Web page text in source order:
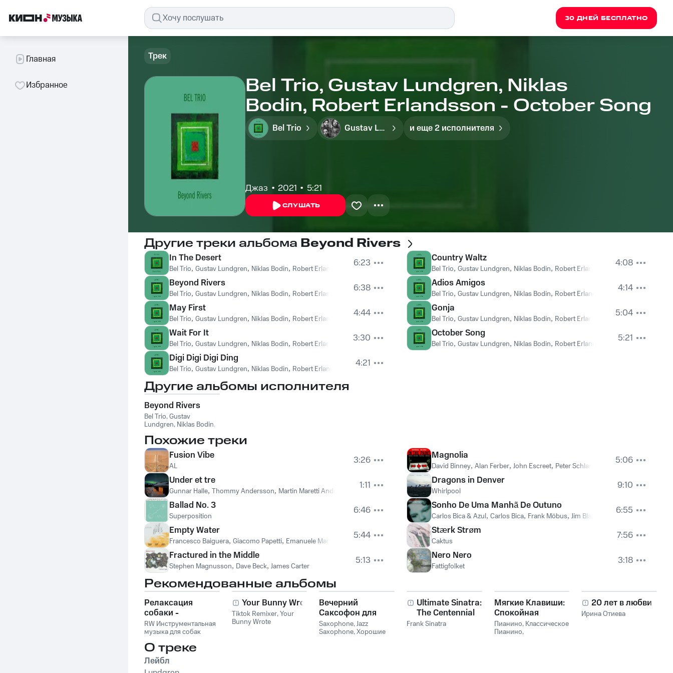
30 ДНЕЙ БЕСПЛАТНО
Главная
Избранное
Трек
Bel Trio, Gustav Lundgren, Niklas
Bodin, Robert Erlandsson - October Song
Bel Trio Gustav Lundgren и еще 2 исполнителя
Джаз 2021 5:21
СЛУШАТЬ
Другие треки альбома Beyond Rivers
In The Desert
Bel Trio, Gustav Lundgren, Niklas Bodin, Robert Erlandsson
6:23
Beyond Rivers
Bel Trio, Gustav Lundgren, Niklas Bodin, Robert Erlandsson
6:38
May First
Bel Trio, Gustav Lundgren, Niklas Bodin, Robert Erlandsson
4:44
Wait For It
Bel Trio, Gustav Lundgren, Niklas Bodin, Robert Erlandsson
3:30
Digi Digi Digi Ding
Bel Trio, Gustav Lundgren, Niklas Bodin, Robert Erlandsson 4:21
Country Waltz
Bel Trio, Gustav Lundgren, Niklas Bodin, Robert Erlandsson
4:08
Adios Amigos
Bel Trio, Gustav Lundgren, Niklas Bodin, Robert Erlandsson
4:14
Gonja
Bel Trio, Gustav Lundgren, Niklas Bodin, Robert Erlandsson
5:04
October Song
Bel Trio, Gustav Lundgren, Niklas Bodin, Robert Erlandsson 5:21
Другие альбомы исполнителя
Beyond Rivers
Bel Trio,Gustav
Lundgren, Niklas Bodin,
Похожие треки
Fusion Vibe
AL
3:26
Under et tre
Gunnar Halle, Thommy Andersson, Martin Maretti Andersen
1:11
Ballad No. 3
Superposition
6:46
Empty Water
Francesco Baiguera, Giacomo Papetti, Emanuele Maniscalco
5:44
Fractured in the Middle
Stephen Magnusson, Dave Beck, James Carter 5:13
Magnolia
David Binney, Alan Ferber, John Escreet, Peter Schlamb
5:06
Dragons in Denver
Whirlpool
9:10
Sonho De Uma Manhã De Outuno
Carlos Bica & Azul, Carlos Bica, Frank Möbus, Jim Black
6:55
Stærk Strøm
Caktus
7:56
Nero Nero
Fattigfolket 3:18
Рекомендованные альбомы
Релаксация
собаки -
Расслабляющая
музыка для
собак,
успокаивающие и
успокаивающие
RW Инструментальная
музыка для собак
Your Bunny Wrote
Tiktok Remixer,Your
Bunny Wrote
Вечерний
Саксофон для
Души (Соло и
Лаунж)
Saxophone,Jazz
Saxophone,Хорошие
Ultimate Sinatra:
The Centennial
Collection
Frank Sinatra
Мягкие Клавиши:
Спокойная
Фортепианная
Музыка
Пианино, Классическое
Пианино,
20 лет в любви
Ирина Отиева
О треке
Лейбл